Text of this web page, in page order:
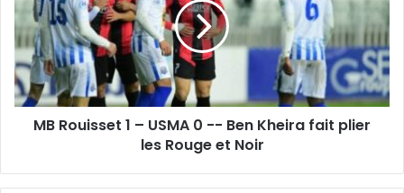
–
USMA
0 -
-
Ben
Kheira
MB Rouisset 1 – USMA 0 -- Ben Kheira fait plier
les Rouge et Noir